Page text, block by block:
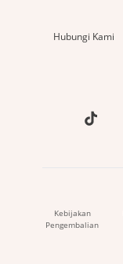
Hubungi Kami
Kebijakan
Pengembalian